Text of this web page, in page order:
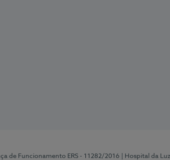
de Funcionamento ERS - 11282/2016 | Hospital da